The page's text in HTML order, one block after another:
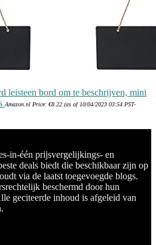
leisteen bord om te beschrijven, mini
Amazon.nl Price: €8.22 (as of 10/04/2023 03:54 PST-
in-één prijsvergelijkings- en
deals biedt die beschikbaar zijn op
via de laatst toegevoegde blogs.
beschermd door hun
geciteerde inhoud is afgeleid van